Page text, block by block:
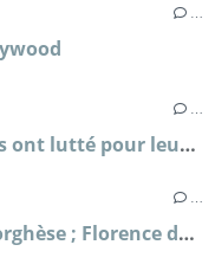
Femmes de la Renaissance : elles ont lutté pour leur liberté ; Sylvie Le Clech
Pauline Bonaparte, princesse Borghèse ; Florence de Baudus